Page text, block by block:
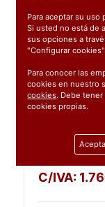
Ref:709680
1 unidad
C/IVA: 1.76
Para aceptar su
Si usted no está de
sus opciones a
"Configurar cookies".
Para conocer las
cookies en nuestro
cookies. Debe
cookies propias.